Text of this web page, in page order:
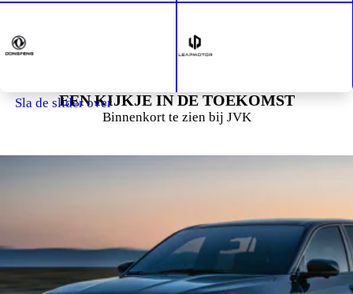
EEN KIJKJE IN DE TOEKOMST
Binnenkort te zien bij JVK
Sla de slider over